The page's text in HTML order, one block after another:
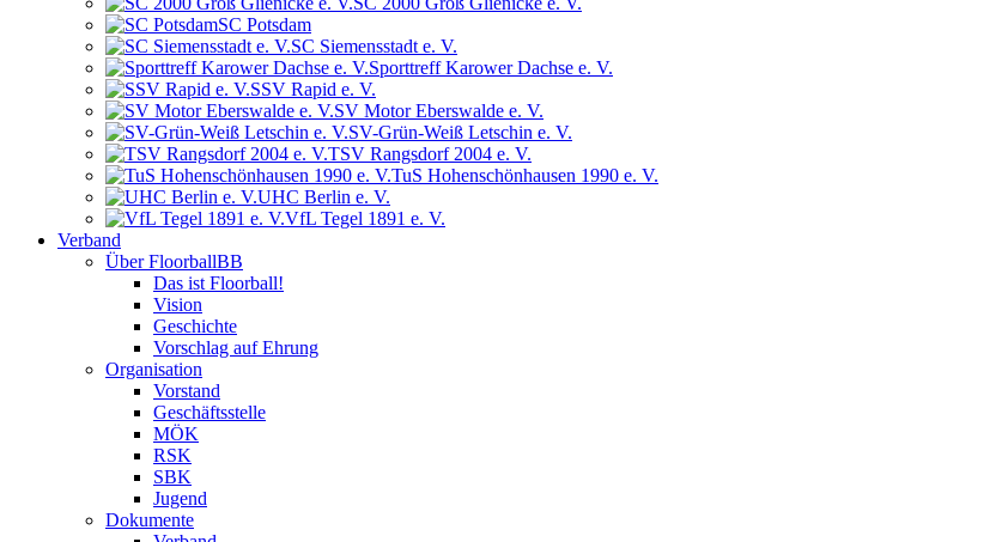
SC Potsdam
SC Siemensstadt e. V.
Sporttreff Karower Dachse e. V.
SSV Rapid e. V.
SV Motor Eberswalde e. V.
SV-Grün-Weiß Letschin e. V.
TSV Rangsdorf 2004 e. V.
TuS Hohenschönhausen 1990 e. V.
UHC Berlin e. V.
VfL Tegel 1891 e. V.
Verband
Über FloorballBB
Das ist Floorball!
Vision
Geschichte
Vorschlag auf Ehrung
Organisation
Vorstand
Geschäftsstelle
MÖK
RSK
SBK
Jugend
Dokumente